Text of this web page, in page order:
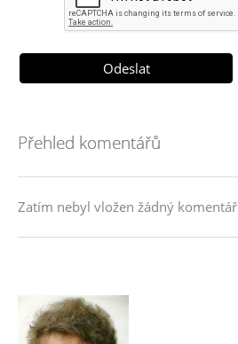
Přehled komentářů
Zatím nebyl vložen žádný komentář